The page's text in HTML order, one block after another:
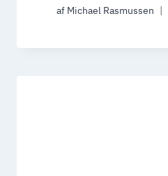
af Michael Rasmussen